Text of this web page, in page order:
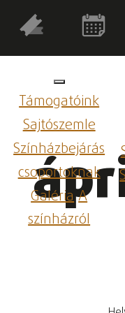
Támogatóink
Sajtószemle
Színházbejárás
csoportoknak
GalériaA
színházról